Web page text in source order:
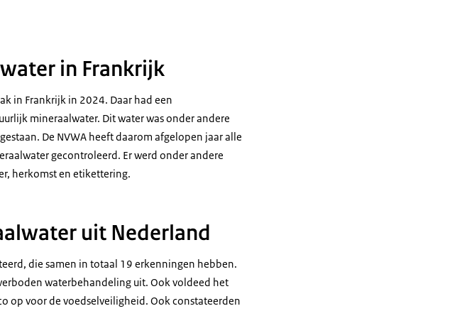
in Frankrijk
in Frankrijk in 2024. Daar had een
mineraalwater. Dit water was onder andere
De NVWA heeft daarom afgelopen jaar alle
gecontroleerd. Er werd onder andere
herkomst en etikettering.
uit Nederland
die samen in totaal 19 erkenningen hebben.
waterbehandeling uit. Ook voldeed het
op voor de voedselveiligheid. Ook constateerden